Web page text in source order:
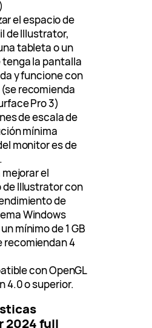
el espacio de
de Illustrator,
tableta o un
la pantalla
y funcione con
recomienda
Pro 3)
de escala de
mínima
monitor es de
mejorar el
Illustrator con
de
Windows
mínimo de 1 GB
recomiendan 4
con OpenGL
4.0 o superior.
2024 full